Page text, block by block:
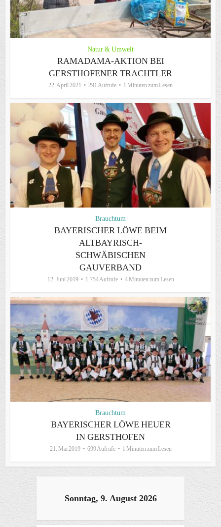
Natur & Umwelt
RAMADAMA-AKTION BEI
GERSTHOFENER TRACHTLER
22. April 2021 291 Aufrufe 1 Minuten zum Lesen
Brauchtum
BAYERISCHER LÖWE BEIM
ALTBAYRISCH-
SCHWÄBISCHEN
GAUVERBAND
12. Juni 2019 1.754 Aufrufe 4 Minuten zum Lesen
Brauchtum
BAYERISCHER LÖWE HEUER
IN GERSTHOFEN
21. Mai 2019 699 Aufrufe 1 Minuten zum Lesen
Sonntag, 9. August 2026